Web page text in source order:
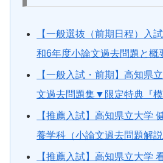
【一般選抜（前期日程）入
和6年度小論文過去問題と概
【一般入試・前期】高知県
文過去問題集▼限定特典『
【推薦入試】高知県立大学
養学科（小論文過去問題解説
【推薦入試】高知県立大学